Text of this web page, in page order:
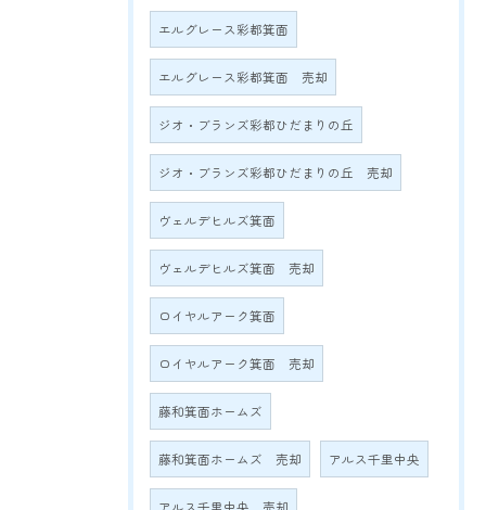
エルグレース彩都箕面
エルグレース彩都箕面 売却
ジオ・ブランズ彩都ひだまりの丘
ジオ・ブランズ彩都ひだまりの丘 売却
ヴェルデヒルズ箕面
ヴェルデヒルズ箕面 売却
ロイヤルアーク箕面
ロイヤルアーク箕面 売却
藤和箕面ホームズ
藤和箕面ホームズ 売却 アルス千里中央